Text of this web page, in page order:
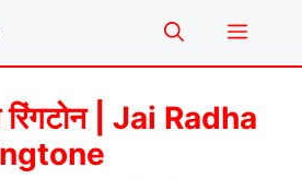
Menu
रिंगटोन | Jai Radha